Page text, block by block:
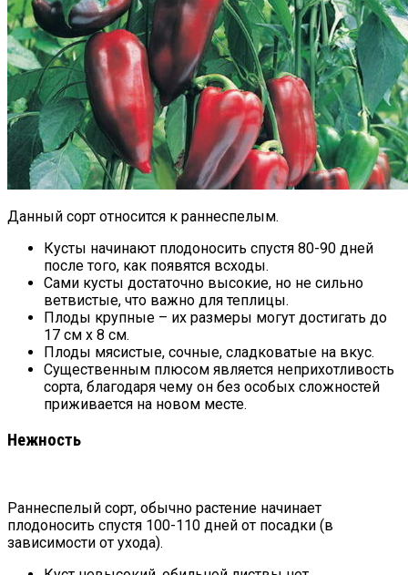
Данный сорт относится к раннеспелым.
Кусты начинают плодоносить спустя 80-90 дней
после того, как появятся всходы.
Сами кусты достаточно высокие, но не сильно
ветвистые, что важно для теплицы.
Плоды крупные – их размеры могут достигать до
17 см х 8 см.
Плоды мясистые, сочные, сладковатые на вкус.
Существенным плюсом является неприхотливость
сорта, благодаря чему он без особых сложностей
приживается на новом месте.
Нежность
Раннеспелый сорт, обычно растение начинает
плодоносить спустя 100-110 дней от посадки (в
зависимости от ухода).